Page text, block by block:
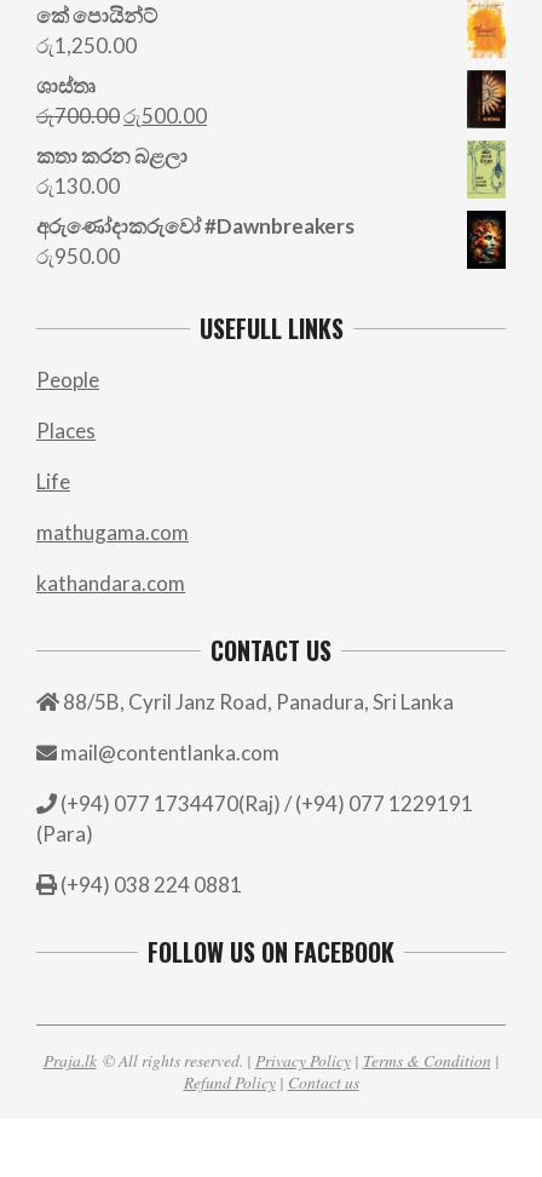
කේ පොයින්ට්
රු1,250.00
ශාස්තෘ
රු700.00Original
price
was:
රු500.00Current
කතා කරන බළලා
රු130.00
අරු‍ණෝදාකරුවෝ #Dawnbreakers
රු950.00
USEFULL LINKS
People
Places
Life
mathugama.com
kathandara.com
CONTACT US
88/5B, Cyril Janz Road, Panadura, Sri Lanka
mail@contentlanka.com
(+94) 077 1734470(Raj) / (+94) 077 1229191
(Para)
(+94) 038 224 0881
FOLLOW US ON FACEBOOK
Praja.lk© All rights reserved. | Privacy Policy| Terms & Condition |
Refund Policy| Contact us